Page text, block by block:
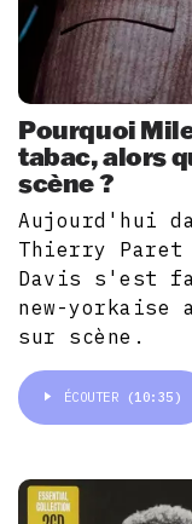
Pourquoi
tabac, alors
scène ?
Aujourd'hui
Thierry
Davis s'est
new-
sur scène.
ÉCOUTER (10:35)